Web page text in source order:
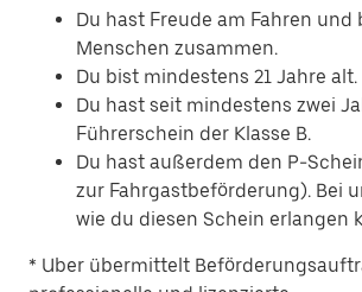
Du hast Freude am Fahren
Menschen zusammen.
Du bist mindestens 21 Jahre alt.
Du hast seit mindestens zwei
Führerschein der Klasse B.
Du hast außerdem den P-
zur Fahrgastbeförderung). Bei
wie du diesen Schein erlangen
* Uber übermittelt